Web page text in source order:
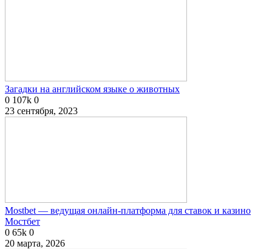
Загадки на английском языке о животных
0 107k 0
23 сентября, 2023
Mostbet — ведущая онлайн-платформа для ставок и казино
Мостбет
0 65k 0
20 марта, 2026